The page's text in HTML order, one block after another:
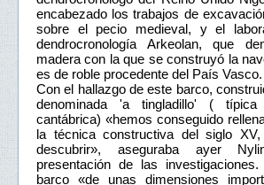
encabezado los trabajos de
sobre el pecio medieval, y el
dendrocronología Arkeolan, que
madera con la que se construyó la
es de roble procedente del País Vasco.
Con el hallazgo de este barco,
denominada 'a tingladillo' (
cantábrica) «hemos conseguido
la técnica constructiva del siglo
descubrir», aseguraba ayer
presentación de las
barco «de unas dimensiones